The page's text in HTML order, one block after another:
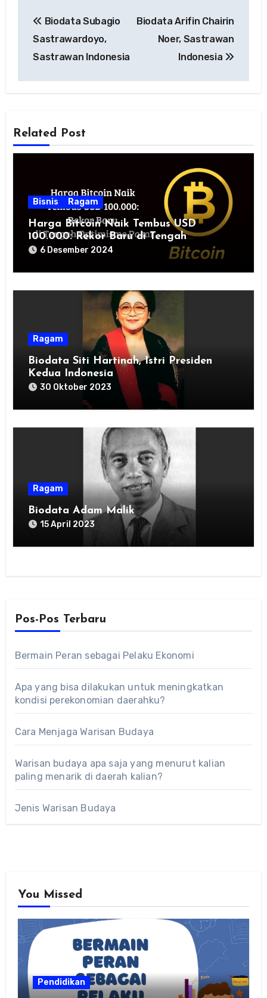
pos
Biodata Subagio
Sastrawardoyo,
Sastrawan Indonesia
Biodata Arifin Chairin
Noer, Sastrawan
Indonesia
Related Post
Bisnis Ragam
Harga Bitcoin Naik Tembus USD
100.000: Rekor Baru di Tengah
Optimisme Pasar
6 Desember 2024
Ragam
Biodata Siti Hartinah, Istri Presiden
Kedua Indonesia
30 Oktober 2023
Ragam
Biodata Adam Malik
15 April 2023
Pos-Pos Terbaru
Bermain Peran sebagai Pelaku Ekonomi
Apa yang bisa dilakukan untuk meningkatkan
kondisi perekonomian daerahku?
Cara Menjaga Warisan Budaya
Warisan budaya apa saja yang menurut kalian
paling menarik di daerah kalian?
Jenis Warisan Budaya
You Missed
Pendidikan